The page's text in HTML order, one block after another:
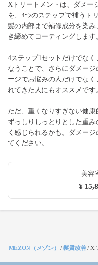
Xトリートメントは、ダメー
を、4つのステップで補うト
髪の内部まで補修成分を染み
き締めてコーティングします
4ステップ1セットだけでな
なうことで、さらにダメー
ージでお悩みの人だけでな
れてきた人にもオススメです
ただ、重くなりすぎない健康
ずっしりしっとりとした重
く感じられるかも。ダメー
てください。
美容
¥
MEZON（メゾン） /髪質改善/X